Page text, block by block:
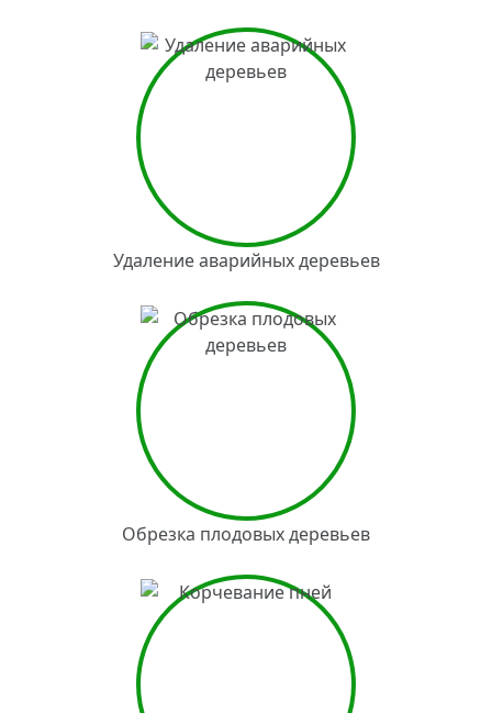
Удаление аварийных деревьев
Обрезка плодовых деревьев